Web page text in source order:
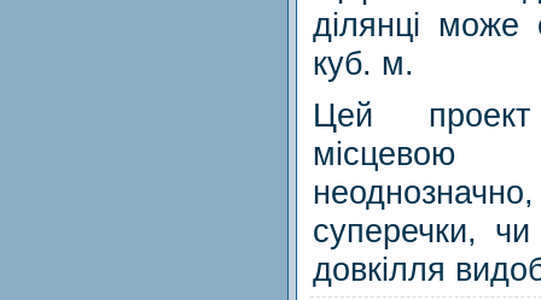
ділянці може
куб. м.
Цей
суперечки,
довкілля